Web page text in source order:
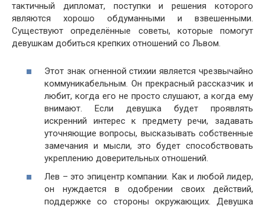
тактичный дипломат, поступки и решения которого
являются хорошо обдуманными и взвешенными.
Существуют определённые советы, которые помогут
девушкам добиться крепких отношений со Львом.
Этот знак огненной стихии является чрезвычайно
коммуникабельным. Он прекрасный рассказчик и
любит, когда его не просто слушают, а когда ему
внимают. Если девушка будет проявлять
искренний интерес к предмету речи, задавать
уточняющие вопросы, высказывать собственные
замечания и мысли, это будет способствовать
укреплению доверительных отношений.
Лев – это эпицентр компании. Как и любой лидер,
он нуждается в одобрении своих действий,
поддержке со стороны окружающих. Девушка